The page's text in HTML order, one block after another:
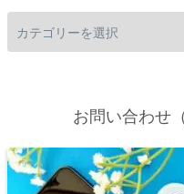
お問い合わせ